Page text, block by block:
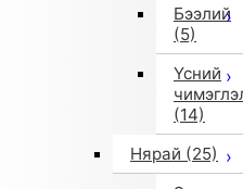
Бээлий
(5)
Үсний
(14)
Нярай (25)